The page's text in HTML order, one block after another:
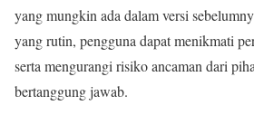
yang mungkin ada dalam versi
yang rutin, pengguna dapat menikmati
serta mengurangi risiko ancaman dari
bertanggung jawab.